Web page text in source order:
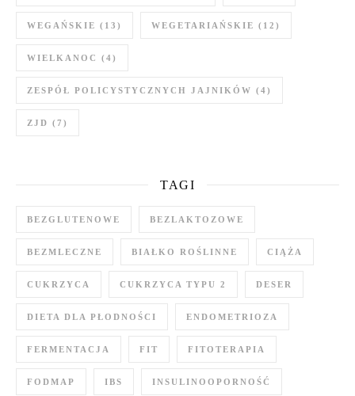
WEGAŃSKIE (13) WEGETARIAŃSKIE (12)
WIELKANOC (4)
ZESPÓŁ POLICYSTYCZNYCH JAJNIKÓW (4)
ZJD (7)
TAGI
BEZGLUTENOWE BEZLAKTOZOWE
BEZMLECZNE BIAŁKO ROŚLINNE CIĄŻA
CUKRZYCA CUKRZYCA TYPU 2 DESER
DIETA DLA PŁODNOŚCI ENDOMETRIOZA
FERMENTACJA FIT FITOTERAPIA
FODMAP IBS INSULINOOPORNOŚĆ